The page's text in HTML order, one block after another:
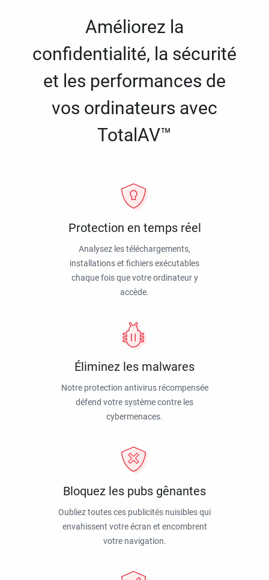
Améliorez la
confidentialité, la sécurité
et les performances de
vos ordinateurs avec
TotalAV™
Protection en temps réel
Analysez les téléchargements,
installations et fichiers exécutables
chaque fois que votre ordinateur y
accède.
Éliminez les malwares
Notre protection antivirus récompensée
défend votre système contre les
cybermenaces.
Bloquez les pubs gênantes
Oubliez toutes ces publicités nuisibles qui
envahissent votre écran et encombrent
votre navigation.